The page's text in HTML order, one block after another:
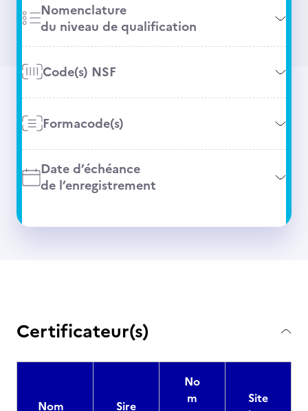
Nomenclature
du niveau de qualification
Code(s) NSF
Formacode(s)
Date d’échéance
de l’enregistrement
Certificateur(s)
Nom
Sire
No
m
Site